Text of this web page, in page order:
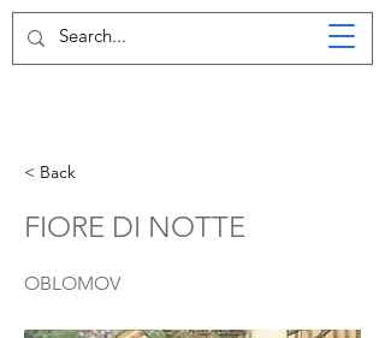
< Back
FIORE DI NOTTE
OBLOMOV